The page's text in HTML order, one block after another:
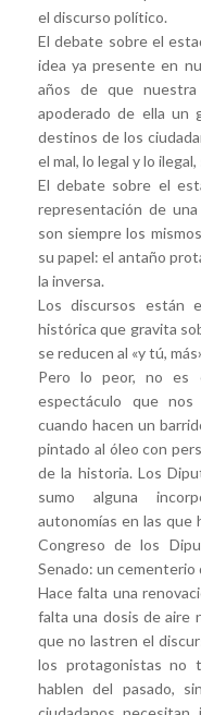
el discurso político.
El debate sobre el
idea ya presente en
años de que nuestra
apoderado de ella un
destinos de los
el mal, lo legal y lo
El debate sobre el
representación de
son siempre los
su papel: el antaño
la inversa.
Los discursos están
histórica que gravita
se reducen al «y tú,
Pero lo peor, no es
espectáculo que nos
cuando hacen un
pintado al óleo con
de la historia. Los
sumo alguna
autonomías en las que
Congreso de los
Senado: un cementerio
Hace falta una
falta una dosis de aire
que no lastren el
los protagonistas no
hablen del pasado,